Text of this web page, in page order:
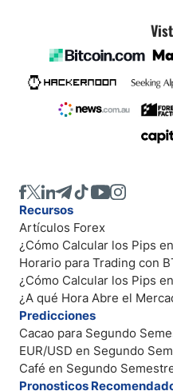
Recursos
Artículos Forex
¿Cómo Calcular los Pips
Horario para Trading con
¿Cómo Calcular los Pips
¿A qué Hora Abre el
Predicciones
Cacao para Segundo
EUR/USD en Segundo
Café en Segundo
Pronosticos